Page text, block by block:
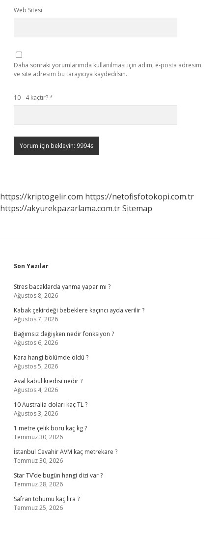
Web Sitesi
Daha sonraki yorumlarımda kullanılması için adım, e-posta adresim
ve site adresim bu tarayıcıya kaydedilsin.
10 - 4 kaçtır?*
https://kriptogelir.com https://netofisfotokopi.com.tr
https://akyurekpazarlama.com.trSitemap
Sidebar
Son Yazılar
Stres bacaklarda yanma yapar mı ?
Ağustos 8, 2026
Kabak çekirdeği bebeklere kaçıncı ayda verilir ?
Ağustos 7, 2026
Bağımsız değişken nedir fonksiyon ?
Ağustos 6, 2026
Kara hangi bölümde öldü ?
Ağustos 5, 2026
Aval kabul kredisi nedir ?
Ağustos 4, 2026
10 Australia doları kaç TL ?
Ağustos 3, 2026
1 metre çelik boru kaç kg ?
Temmuz 30, 2026
İstanbul Cevahir AVM kaç metrekare ?
Temmuz 30, 2026
Star TV’de bugün hangi dizi var ?
Temmuz 28, 2026
Safran tohumu kaç lira ?
Temmuz 25, 2026